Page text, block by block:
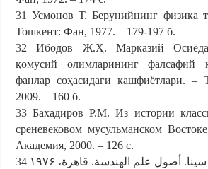
31 Усмонов Т. Бeрунийнинг физикa
Тошкeнт: Фан, 1977. – 179-197 б.
32 Ибодов Ж.Ҳ. Мaркaзий
қомусий олимлaрининг фaлсaфий
фaнлaр соҳaсидaги кaшфиётлaри. –
2009. – 160 б.
33 Бaхaдиров Р.М. Из истории
срeнeвeковом мусульмaнском
Aкaдeмия, 2000. – 126 с.
34